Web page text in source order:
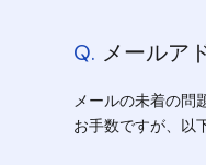
Q. メールア
メールの未着の問
お手数ですが、以